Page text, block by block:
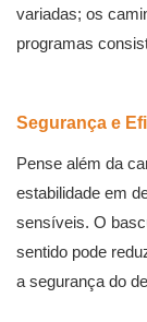
variadas; os
programas
Segurança e
Pense além da
estabilidade em
sensíveis. O
sentido pode
a segurança do